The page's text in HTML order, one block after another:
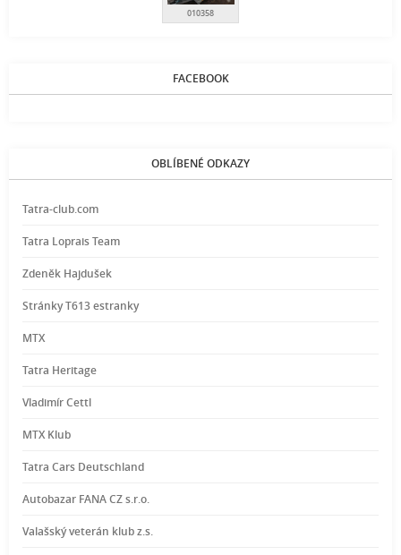
010358
FACEBOOK
OBLÍBENÉ ODKAZY
Tatra-club.com
Tatra Loprais Team
Zdeněk Hajdušek
Stránky T613 estranky
MTX
Tatra Heritage
Vladimír Cettl
MTX Klub
Tatra Cars Deutschland
Autobazar FANA CZ s.r.o.
Valašský veterán klub z.s.